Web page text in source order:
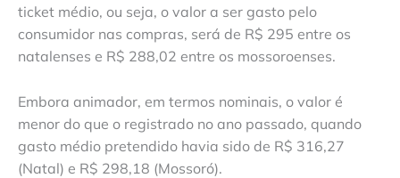
ticket médio, ou seja, o valor a ser gasto pelo
consumidor nas compras, será de R$ 295 entre os
natalenses e R$ 288,02 entre os mossoroenses.
Embora animador, em termos nominais, o valor é
menor do que o registrado no ano passado, quando
gasto médio pretendido havia sido de R$ 316,27
(Natal) e R$ 298,18 (Mossoró).